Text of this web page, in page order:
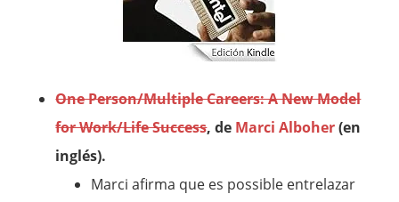
One Person/Multiple Careers: A New Model
for Work/Life Success, de Marci Alboher(en
inglés).
Marci afirma que es possible entrelazar